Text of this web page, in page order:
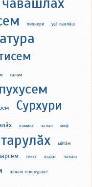
пионери уҫӑ сывлӑш
салам
пухусем
Сурхури
комикс халап миф
ыйтӑм
текст вырӑс чӑваш
чӑваш телекуравӗ